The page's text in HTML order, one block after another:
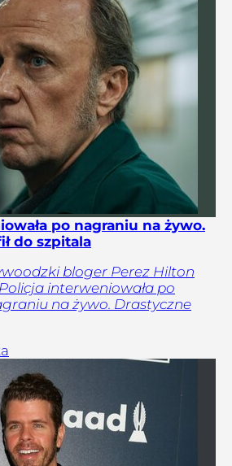
po nagraniu na żywo.
do szpitala
bloger Perez Hilton
interweniowała po
na żywo. Drastyczne